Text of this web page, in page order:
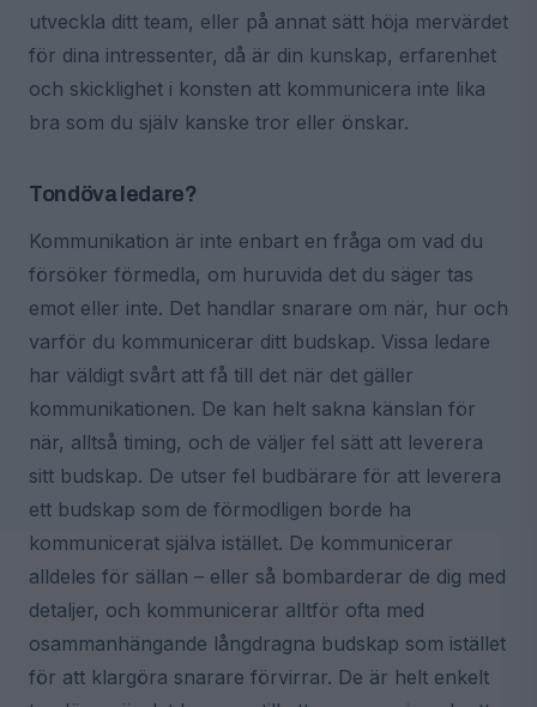
utveckla ditt team, eller på annat sätt höja mervärdet
för dina intressenter, då är din kunskap, erfarenhet
och skicklighet i konsten att kommunicera inte lika
bra som du själv kanske tror eller önskar.
Tondöva ledare?
Kommunikation är inte enbart en fråga om vad du
försöker förmedla, om huruvida det du säger tas
emot eller inte. Det handlar snarare om när, hur och
varför du kommunicerar ditt budskap. Vissa ledare
har väldigt svårt att få till det när det gäller
kommunikationen. De kan helt sakna känslan för
när, alltså timing, och de väljer fel sätt att leverera
sitt budskap. De utser fel budbärare för att leverera
ett budskap som de förmodligen borde ha
kommunicerat själva istället. De kommunicerar
alldeles för sällan – eller så bombarderar de dig med
detaljer, och kommunicerar alltför ofta med
osammanhängande långdragna budskap som istället
för att klargöra snarare förvirrar. De är helt enkelt